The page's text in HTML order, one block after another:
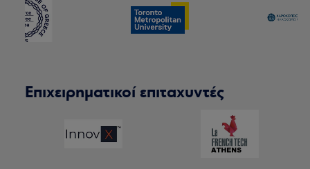
Επιχειρηματικοί επιταχυντές